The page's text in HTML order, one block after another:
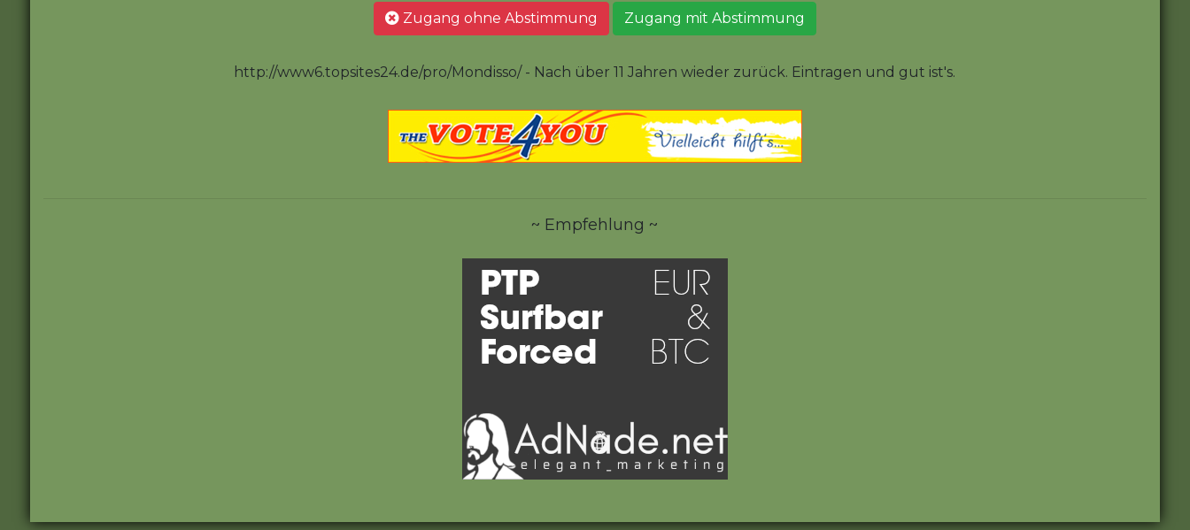
Zugang ohne Abstimmung Zugang mit Abstimmung
http://www6.topsites24.de/pro/Mondisso/ - Nach über 11 Jahren wieder zurück. Eintragen und gut ist's.
~ Empfehlung ~